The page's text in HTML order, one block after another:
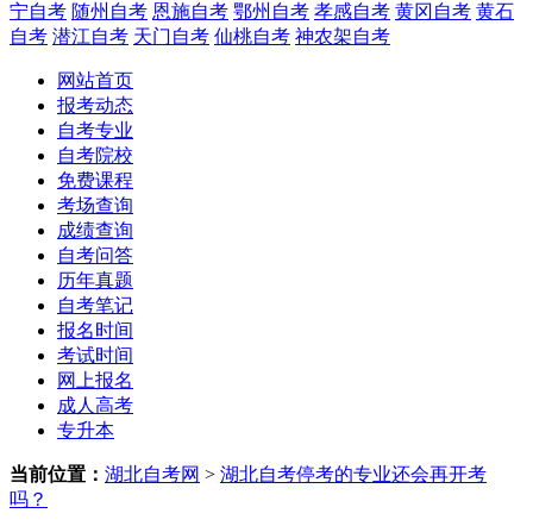
宁自考 随州自考 恩施自考 鄂州自考 孝感自考 黄冈自考 黄石
自考 潜江自考 天门自考 仙桃自考 神农架自考
网站首页
报考动态
自考专业
自考院校
免费课程
考场查询
成绩查询
自考问答
历年真题
自考笔记
报名时间
考试时间
网上报名
成人高考
专升本
当前位置： 湖北自考网 > 湖北自考停考的专业还会再开考
吗？